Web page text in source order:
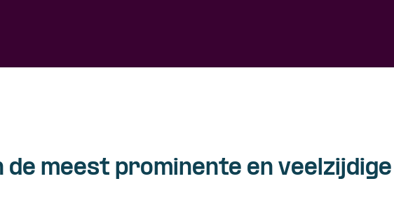
de meest prominente en